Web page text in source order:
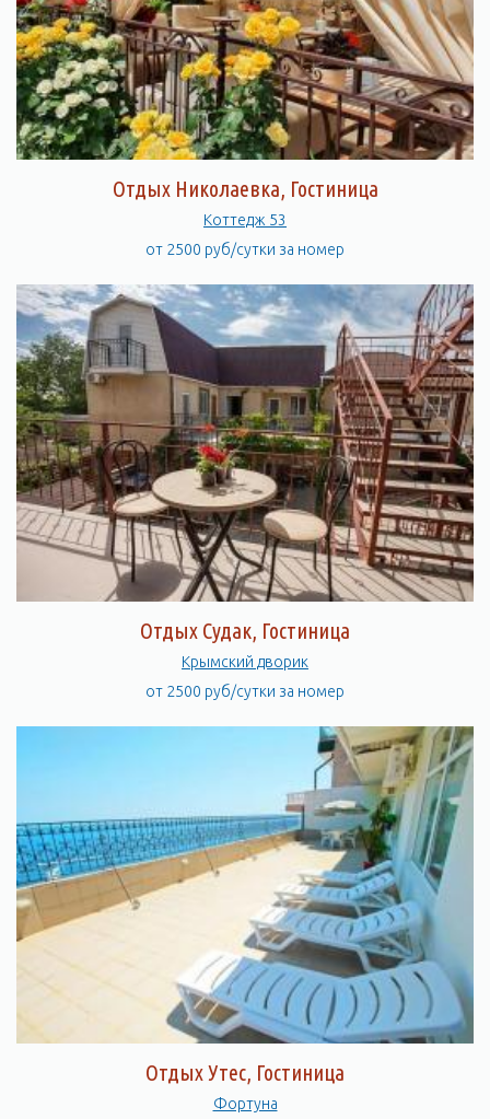
Отдых Николаевка, Гостиница
Коттедж 53
от 2500 руб/сутки за номер
Отдых Судак, Гостиница
Крымский дворик
от 2500 руб/сутки за номер
Отдых Утес, Гостиница
Фортуна